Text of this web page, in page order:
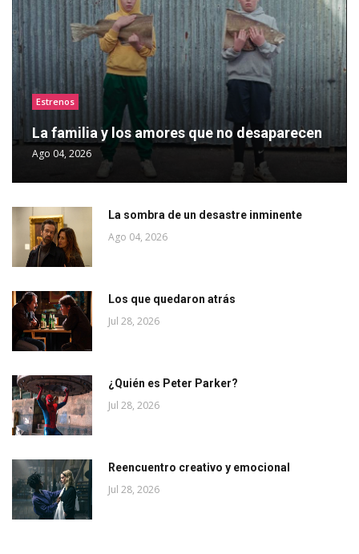
Estrenos
La familia y los amores que no desaparecen
Ago 04, 2026
La sombra de un desastre inminente
Ago 04, 2026
Los que quedaron atrás
Jul 28, 2026
¿Quién es Peter Parker?
Jul 28, 2026
Reencuentro creativo y emocional
Jul 28, 2026